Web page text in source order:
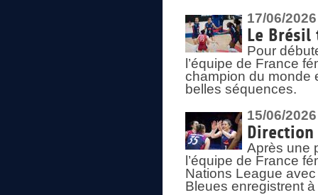
17/06/2026
Le
Pour
l’équipe de France
champion du monde
belles séquences.
15/06/2026
Après une
l’équipe de France
Nations League
Bleues enregistrent